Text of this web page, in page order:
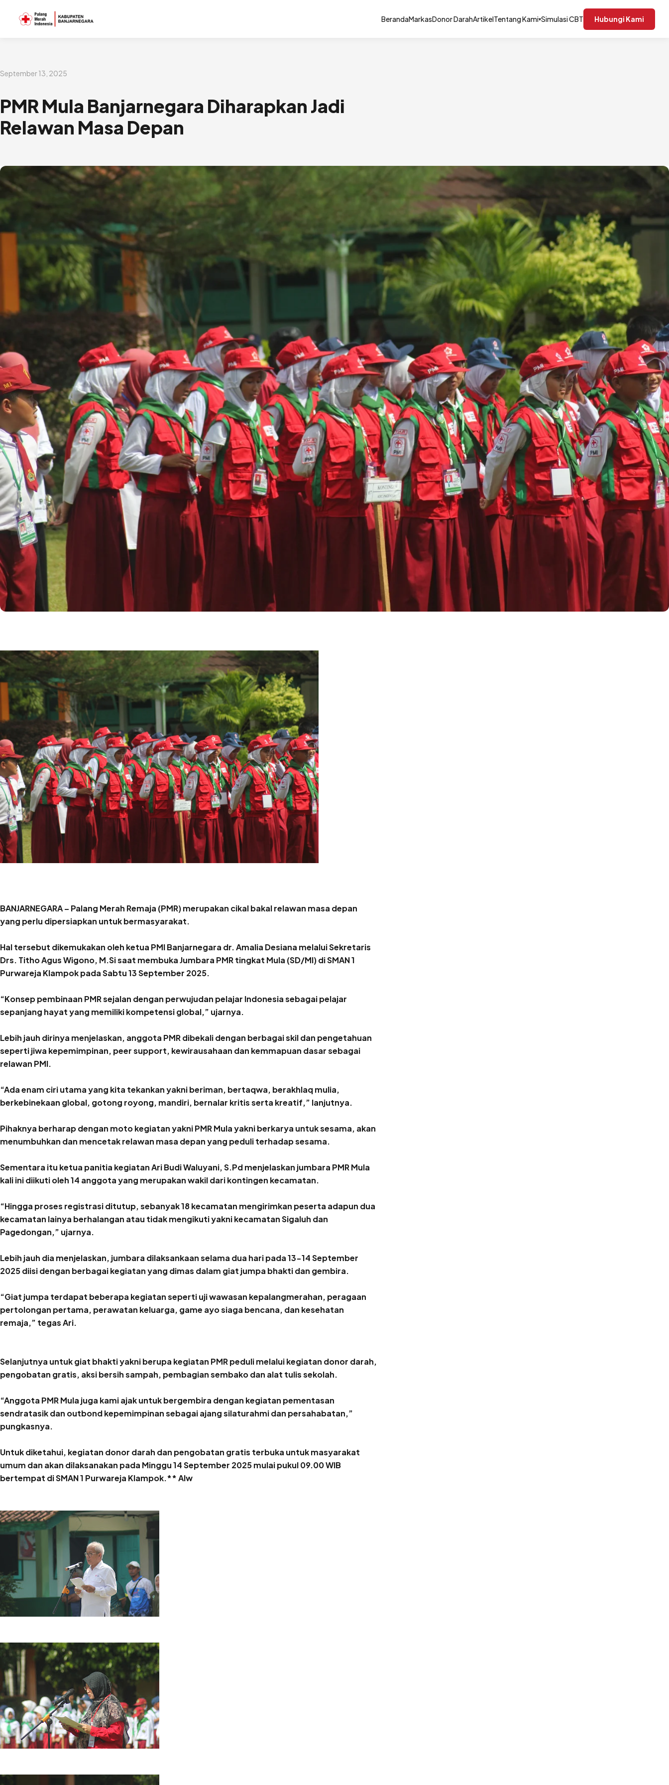
BerandaMarkasDonor DarahArtikelTentang Kami▾Simulasi CBT Hubungi Kami
September 13, 2025
PMR Mula Banjarnegara Diharapkan Jadi
Relawan Masa Depan
BANJARNEGARA – Palang Merah Remaja (PMR) merupakan cikal bakal relawan masa depan
yang perlu dipersiapkan untuk bermasyarakat.
Hal tersebut dikemukakan oleh ketua PMI Banjarnegara dr. Amalia Desiana melalui Sekretaris
Drs. Titho Agus Wigono, M.Si saat membuka Jumbara PMR tingkat Mula (SD/MI) di SMAN 1
Purwareja Klampok pada Sabtu 13 September 2025.
“Konsep pembinaan PMR sejalan dengan perwujudan pelajar Indonesia sebagai pelajar
sepanjang hayat yang memiliki kompetensi global,” ujarnya.
Lebih jauh dirinya menjelaskan, anggota PMR dibekali dengan berbagai skil dan pengetahuan
seperti jiwa kepemimpinan, peer support, kewirausahaan dan kemmapuan dasar sebagai
relawan PMI.
“Ada enam ciri utama yang kita tekankan yakni beriman, bertaqwa, berakhlaq mulia,
berkebinekaan global, gotong royong, mandiri, bernalar kritis serta kreatif,” lanjutnya.
Pihaknya berharap dengan moto kegiatan yakni PMR Mula yakni berkarya untuk sesama, akan
menumbuhkan dan mencetak relawan masa depan yang peduli terhadap sesama.
Sementara itu ketua panitia kegiatan Ari Budi Waluyani, S.Pd menjelaskan jumbara PMR Mula
kali ini diikuti oleh 14 anggota yang merupakan wakil dari kontingen kecamatan.
“Hingga proses registrasi ditutup, sebanyak 18 kecamatan mengirimkan peserta adapun dua
kecamatan lainya berhalangan atau tidak mengikuti yakni kecamatan Sigaluh dan
Pagedongan,” ujarnya.
Lebih jauh dia menjelaskan, jumbara dilaksankaan selama dua hari pada 13-14 September
2025 diisi dengan berbagai kegiatan yang dimas dalam giat jumpa bhakti dan gembira.
“Giat jumpa terdapat beberapa kegiatan seperti uji wawasan kepalangmerahan, peragaan
pertolongan pertama, perawatan keluarga, game ayo siaga bencana, dan kesehatan
remaja,” tegas Ari.
Selanjutnya untuk giat bhakti yakni berupa kegiatan PMR peduli melalui kegiatan donor darah,
pengobatan gratis, aksi bersih sampah, pembagian sembako dan alat tulis sekolah.
“Anggota PMR Mula juga kami ajak untuk bergembira dengan kegiatan pementasan
sendratasik dan outbond kepemimpinan sebagai ajang silaturahmi dan persahabatan,”
pungkasnya.
Untuk diketahui, kegiatan donor darah dan pengobatan gratis terbuka untuk masyarakat
umum dan akan dilaksanakan pada Minggu 14 September 2025 mulai pukul 09.00 WIB
bertempat di SMAN 1 Purwareja Klampok.** Alw